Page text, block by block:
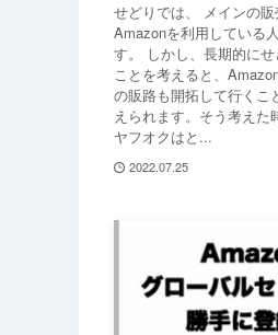
せどりでは、 メインの
Amazonを利用している
す。 しかし、長期的にせ
ことを考えると、
の販路も開拓して行くこ
えられます。そう考えた
ヤフオクはと...
2022.07.25